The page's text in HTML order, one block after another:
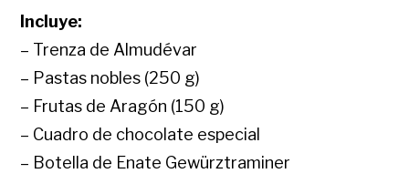
Incluye:
– Trenza de Almudévar
– Pastas nobles (250 g)
– Frutas de Aragón (150 g)
– Cuadro de chocolate especial
– Botella de Enate Gewürztraminer